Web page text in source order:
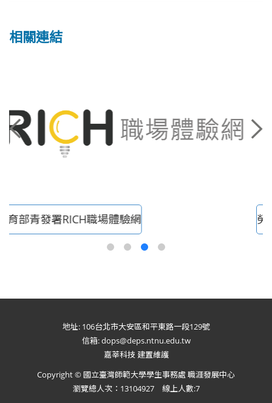
相關連結
勞動部YS青年職涯發展中心
地址: 106台北市大安區和平東路一段129號
信箱: dops@deps.ntnu.edu.tw
嘉莘科技 建置維護
Copyright © 國立臺灣師範大學學生事務處 職涯發展中心
瀏覽總人次：13104927 線上人數:7